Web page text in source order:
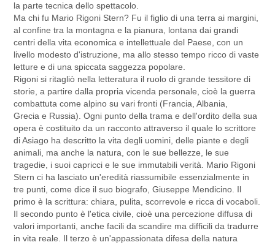
la parte tecnica dello spettacolo.
Ma chi fu Mario Rigoni Stern? Fu il figlio di una terra ai margini,
al confine tra la montagna e la pianura, lontana dai grandi
centri della vita economica e intellettuale del Paese, con un
livello modesto d'istruzione, ma allo stesso tempo ricco di vaste
letture e di una spiccata saggezza popolare.
Rigoni si ritagliò nella letteratura il ruolo di grande tessitore di
storie, a partire dalla propria vicenda personale, cioè la guerra
combattuta come alpino su vari fronti (Francia, Albania,
Grecia e Russia). Ogni punto della trama e dell'ordito della sua
opera è costituito da un racconto attraverso il quale lo scrittore
di Asiago ha descritto la vita degli uomini, delle piante e degli
animali, ma anche la natura, con le sue bellezze, le sue
tragedie, i suoi capricci e le sue immutabili verità. Mario Rigoni
Stern ci ha lasciato un'eredità riassumibile essenzialmente in
tre punti, come dice il suo biografo, Giuseppe Mendicino. Il
primo è la scrittura: chiara, pulita, scorrevole e ricca di vocaboli.
Il secondo punto è l'etica civile, cioè una percezione diffusa di
valori importanti, anche facili da scandire ma difficili da tradurre
in vita reale. Il terzo è un'appassionata difesa della natura